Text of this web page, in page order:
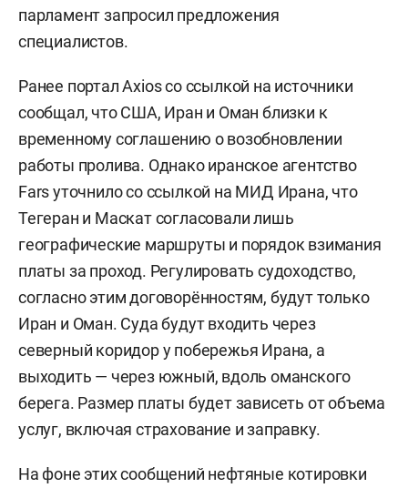
парламент запросил предложения
специалистов.
Ранее портал Axios со ссылкой на источники
сообщал, что США, Иран и Оман близки к
временному соглашению о возобновлении
работы пролива. Однако иранское агентство
Fars уточнило со ссылкой на МИД Ирана, что
Тегеран и Маскат согласовали лишь
географические маршруты и порядок взимания
платы за проход. Регулировать судоходство,
согласно этим договорённостям, будут только
Иран и Оман. Суда будут входить через
северный коридор у побережья Ирана, а
выходить — через южный, вдоль оманского
берега. Размер платы будет зависеть от объема
услуг, включая страхование и заправку.
На фоне этих сообщений нефтяные котировки